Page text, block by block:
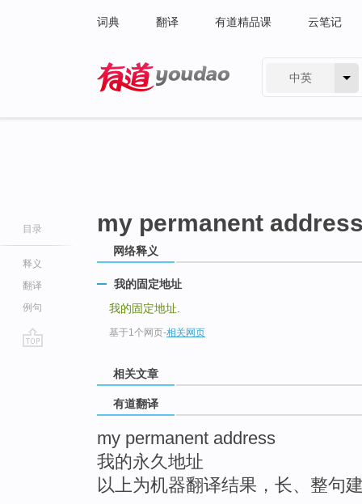
词典 翻译 有道精品课 云笔记
中英
目录
释义
翻译
例句
my permanent
网络释义
我的固定地址
我的固定地址
基于1个网页-相关网页
相关文章
有道翻译
my permanent address
我的永久地址
以上为机器翻译结果，长、整句